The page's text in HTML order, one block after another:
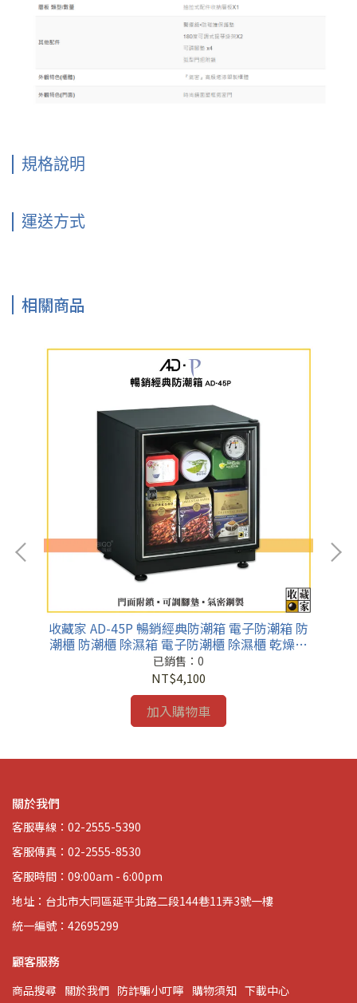
規格說明
運送方式
相關商品
收藏家 AD-45P 暢銷經典防潮箱 電子防潮箱 防
潮櫃 防潮櫃 除濕箱 電子防潮櫃 除濕櫃 乾燥箱
收納櫃 置物櫃
已銷售：0
NT$4,100
加入購物車
關於我們
客服專線：02-2555-5390
客服傳真：02-2555-8530
客服時間：09:00am - 6:00pm
地址：台北市大同區延平北路二段144巷11弄3號一樓
統一編號：42695299
顧客服務
商品搜尋 關於我們 防詐騙小叮嚀 購物須知 下載中心